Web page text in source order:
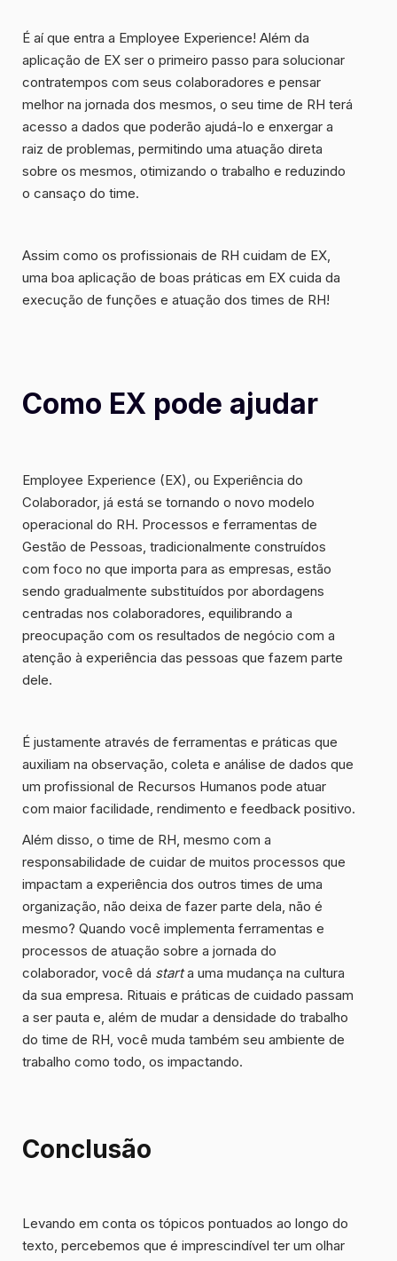
É aí que entra a Employee Experience! Além da
aplicação de EX ser o primeiro passo para solucionar
contratempos com seus colaboradores e pensar
melhor na jornada dos mesmos, o seu time de RH terá
acesso a dados que poderão ajudá-lo e enxergar a
raiz de problemas, permitindo uma atuação direta
sobre os mesmos, otimizando o trabalho e reduzindo
o cansaço do time.
Assim como os profissionais de RH cuidam de EX,
uma boa aplicação de boas práticas em EX cuida da
execução de funções e atuação dos times de RH!
Como EX pode ajudar
Employee Experience (EX), ou Experiência do
Colaborador, já está se tornando o novo modelo
operacional do RH. Processos e ferramentas de
Gestão de Pessoas, tradicionalmente construídos
com foco no que importa para as empresas, estão
sendo gradualmente substituídos por abordagens
centradas nos colaboradores, equilibrando a
preocupação com os resultados de negócio com a
atenção à experiência das pessoas que fazem parte
dele.
É justamente através de ferramentas e práticas que
auxiliam na observação, coleta e análise de dados que
um profissional de Recursos Humanos pode atuar
com maior facilidade, rendimento e feedback positivo.
Além disso, o time de RH, mesmo com a
responsabilidade de cuidar de muitos processos que
impactam a experiência dos outros times de uma
organização, não deixa de fazer parte dela, não é
mesmo? Quando você implementa ferramentas e
processos de atuação sobre a jornada do
colaborador, você dá starta uma mudança na cultura
da sua empresa. Rituais e práticas de cuidado passam
a ser pauta e, além de mudar a densidade do trabalho
do time de RH, você muda também seu ambiente de
trabalho como todo, os impactando.
Conclusão
Levando em conta os tópicos pontuados ao longo do
texto, percebemos que é imprescindível ter um olhar